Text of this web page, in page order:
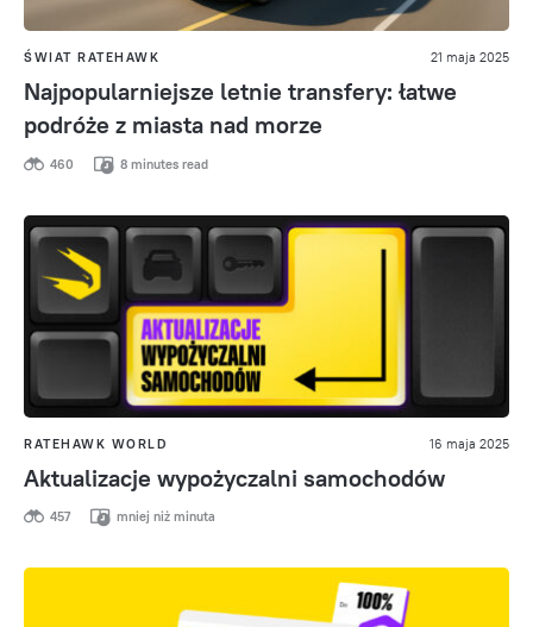
ŚWIAT RATEHAWK 21 maja 2025
Najpopularniejsze letnie transfery: łatwe
podróże z miasta nad morze
460 8 minutes read
RATEHAWK WORLD 16 maja 2025
Aktualizacje wypożyczalni samochodów
457 mniej niż minuta